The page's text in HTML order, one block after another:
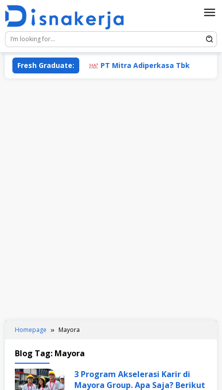
Skip
content
Fresh Graduate: PT Mitra Adiperkasa Tbk
Homepage Mayora
Blog Tag: Mayora
3 Program Akselerasi Karir di
Mayora Group. Apa Saja? Berikut